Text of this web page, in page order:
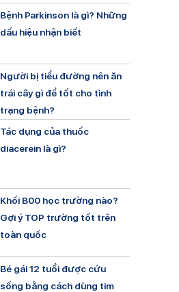
Bệnh Parkinson là gì? Những
dấu hiệu nhận biết
Người bị tiểu đường nên ăn
trái cây gì để tốt cho tình
trạng bệnh?
Tác dụng của thuốc
diacerein là gì?
Khối B00 học trường nào?
Gợi ý TOP trường tốt trên
toàn quốc
Bé gái 12 tuổi được cứu
sống bằng cách dùng tim